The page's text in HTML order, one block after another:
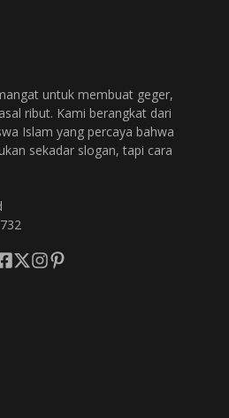
untuk membuat geger,
ribut. Kami berangkat dari
Islam yang percaya bahwa
sekadar slogan, tapi cara